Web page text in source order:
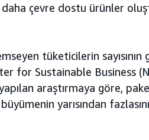
çevre dostu ürünler
tüketicilerin sayısının
for Sustainable Business
araştırmaya göre,
yarısından